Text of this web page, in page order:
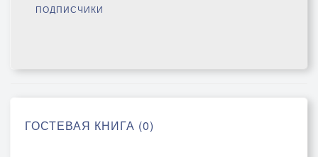
ПОДПИСЧИКИ
ГОСТЕВАЯ КНИГА (0)